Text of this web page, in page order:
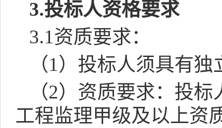
3.投标人资格要求
3.1资质要求：
（1）投标人须具有独
（2）资质要求：投
工程监理甲级及以上资